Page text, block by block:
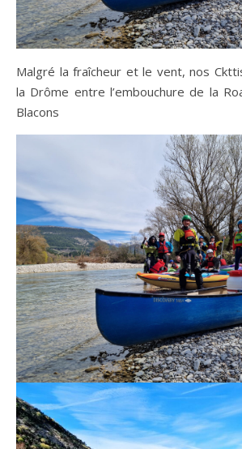
Malgré la fraîcheur et le vent, nos Ckttistes ont descendu
la Drôme entre l’embouchure de la
Blacons